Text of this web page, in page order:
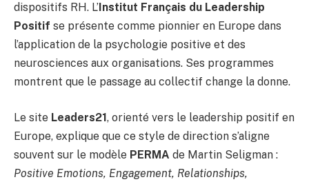
dispositifs RH. L’ Institut Français du Leadership
Positif se présente comme pionnier en Europe dans
l’application de la psychologie positive et des
neurosciences aux organisations. Ses programmes
montrent que le passage au collectif change la donne.
Le site Leaders21, orienté vers le leadership positif en
Europe, explique que ce style de direction s’aligne
souvent sur le modèle PERMA de Martin Seligman :
Positive Emotions, Engagement, Relationships,